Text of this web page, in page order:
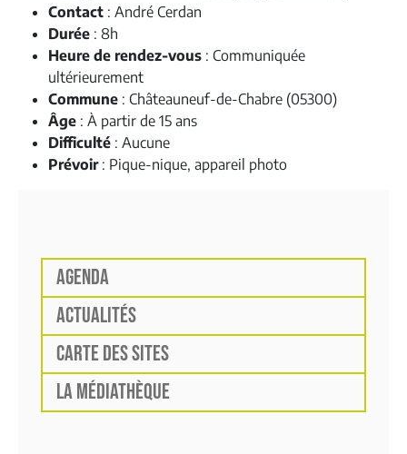
Contact : André Cerdan
Durée : 8h
Heure de rendez-vous : Communiquée
ultérieurement
Commune : Châteauneuf-de-Chabre (05300)
Âge : À partir de 15 ans
Difficulté : Aucune
Prévoir: Pique-nique, appareil photo
AGENDA
ACTUALITÉS
CARTE DES SITES
LA MÉDIATHÈQUE